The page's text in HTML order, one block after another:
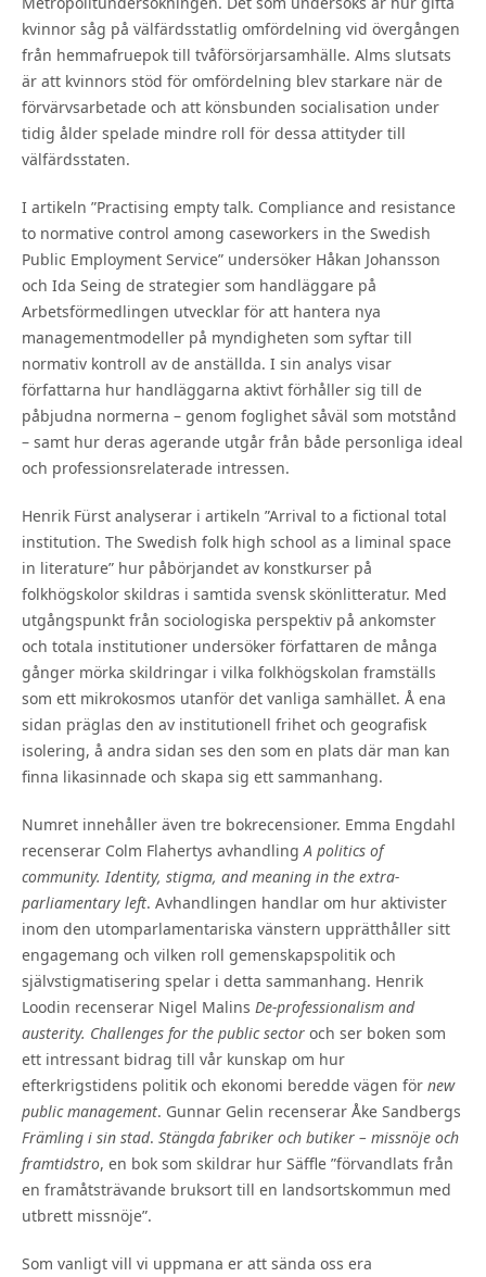
kvinnor såg på välfärdsstatlig omfördelning vid övergången
från hemmafruepok till tvåförsörjarsamhälle. Alms slutsats
är att kvinnors stöd för omfördelning blev starkare när de
förvärvsarbetade och att könsbunden socialisation under
tidig ålder spelade mindre roll för dessa attityder till
välfärdsstaten.
I artikeln ”Practising empty talk. Compliance and resistance
to normative control among caseworkers in the Swedish
Public Employment Service” undersöker Håkan Johansson
och Ida Seing de strategier som handläggare på
Arbetsförmedlingen utvecklar för att hantera nya
managementmodeller på myndigheten som syftar till
normativ kontroll av de anställda. I sin analys visar
författarna hur handläggarna aktivt förhåller sig till de
påbjudna normerna – genom foglighet såväl som motstånd
– samt hur deras agerande utgår från både personliga ideal
och professionsrelaterade intressen.
Henrik Fürst analyserar i artikeln ”Arrival to a fictional total
institution. The Swedish folk high school as a liminal space
in literature” hur påbörjandet av konstkurser på
folkhögskolor skildras i samtida svensk skönlitteratur. Med
utgångspunkt från sociologiska perspektiv på ankomster
och totala institutioner undersöker författaren de många
gånger mörka skildringar i vilka folkhögskolan framställs
som ett mikrokosmos utanför det vanliga samhället. Å ena
sidan präglas den av institutionell frihet och geografisk
isolering, å andra sidan ses den som en plats där man kan
finna likasinnade och skapa sig ett sammanhang.
Numret innehåller även tre bokrecensioner. Emma Engdahl
recenserar Colm Flahertys avhandling A politics of
community. Identity, stigma, and meaning in the extra-
parliamentary left. Avhandlingen handlar om hur aktivister
inom den utomparlamentariska vänstern upprätthåller sitt
engagemang och vilken roll gemenskapspolitik och
självstigmatisering spelar i detta sammanhang. Henrik
Loodin recenserar Nigel Malins De-professionalism and
austerity. Challenges for the public sector och ser boken som
ett intressant bidrag till vår kunskap om hur
efterkrigstidens politik och ekonomi beredde vägen för new
public management. Gunnar Gelin recenserar Åke Sandbergs
Främling i sin stad. Stängda fabriker och butiker – missnöje och
framtidstro, en bok som skildrar hur Säffle ”förvandlats från
en framåtsträvande bruksort till en landsortskommun med
utbrett missnöje”.
Som vanligt vill vi uppmana er att sända oss era